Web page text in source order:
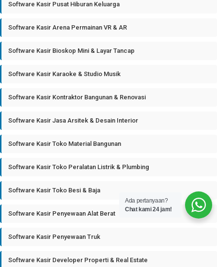
Software Kasir Pusat Hiburan Keluarga
Software Kasir Arena Permainan VR & AR
Software Kasir Bioskop Mini & Layar Tancap
Software Kasir Karaoke & Studio Musik
Software Kasir Kontraktor Bangunan & Renovasi
Software Kasir Jasa Arsitek & Desain Interior
Software Kasir Toko Material Bangunan
Software Kasir Toko Peralatan Listrik & Plumbing
Software Kasir Toko Besi & Baja
Software Kasir Penyewaan Alat Berat
Software Kasir Penyewaan Truk
Software Kasir Developer Properti & Real Estate
Ada pertanyaan?
Chat kami 24 jam!